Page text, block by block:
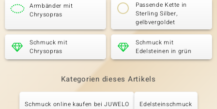
Armbänder mit
Chrysopras
Passende Kette in
Sterling Silber,
gelbvergoldet
Schmuck mit
Chrysopras
Schmuck mit
Edelsteinen in grün
Kategorien dieses Artikels
Schmuck online kaufen bei JUWELO Edelsteinschmuck